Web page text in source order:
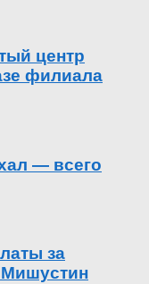
центр
филиала
— всего
за
Мишустин